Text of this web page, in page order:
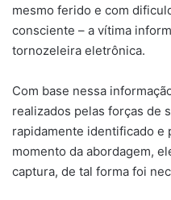
mesmo ferido e com
consciente – a vítima
tornozeleira eletrônica.
Com base nessa
realizados pelas forças de
rapidamente identificado e
momento da abordagem,
captura, de tal forma foi